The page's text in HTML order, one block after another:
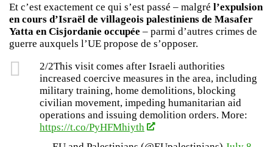
Et c’est exactement ce qui s’est passé – malgré l’expulsion
en cours d’Israël de villageois palestiniens de Masafer
Yatta en Cisjordanie occupée – parmi d’autres crimes de
guerre auxquels l’UE propose de s’opposer.
2/2This visit comes after Israeli authorities
increased coercive measures in the area, including
military training, home demolitions, blocking
civilian movement, impeding humanitarian aid
operations and issuing demolition orders. More:
https://t.co/PyHFMhiyth